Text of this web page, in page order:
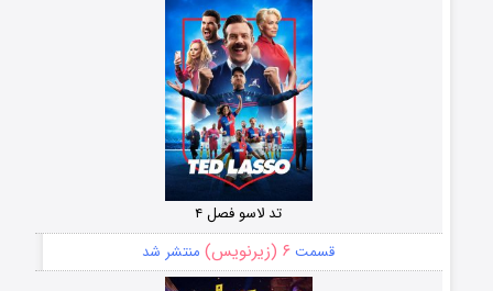
تد لاسو فصل ۴
قسمت ۶ (زیرنویس) منتشر شد